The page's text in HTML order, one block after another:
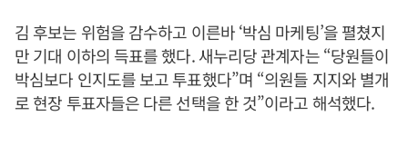
김 후보는 위험을 감수하고 이른바 ‘박심 마케팅’을 펼쳤지
만 기대 이하의 득표를 했다. 새누리당 관계자는 “당원들이
박심보다 인지도를 보고 투표했다”며 “의원들 지지와 별개
로 현장 투표자들은 다른 선택을 한 것”이라고 해석했다.